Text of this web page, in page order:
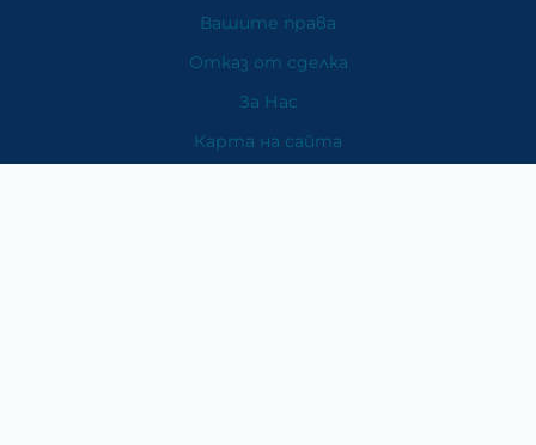
Вашите права
Отказ от сделка
За Нас
Карта на сайта